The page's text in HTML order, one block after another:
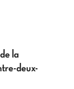
la
deux-